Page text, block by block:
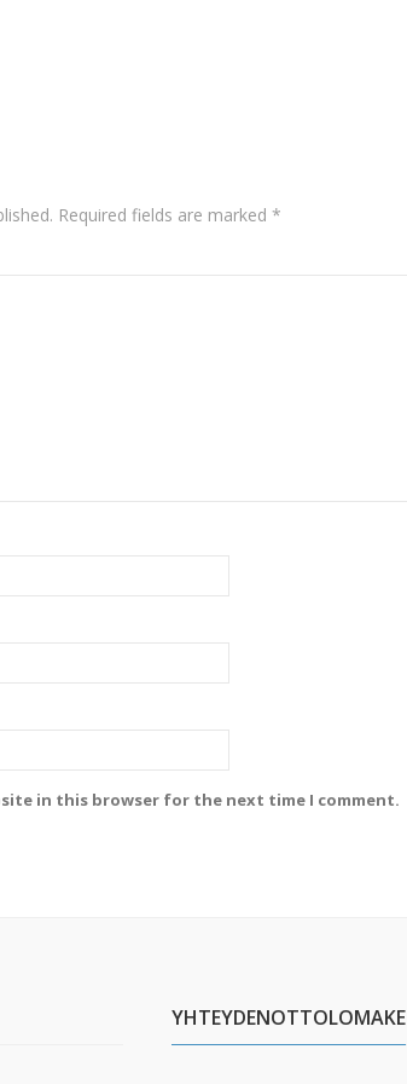
Required fields are marked *
in this browser for the next time I comment.
YHTEYDENOTTOLOMAKE